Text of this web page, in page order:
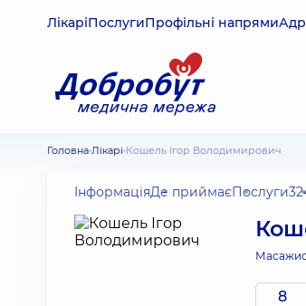
ЛікаріПослугиПрофільні напрями
Головна Лікарі Кошель Ігор Володимирович
ІнформаціяДе приймаєПослуги
8